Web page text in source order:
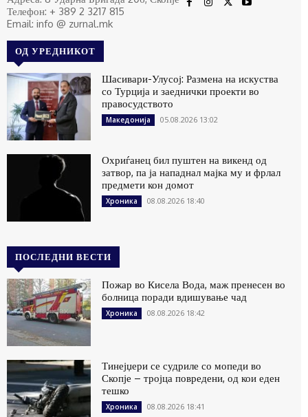
Телефон: + 389 2 3217 815
Email: info @ zurnal.mk
ОД УРЕДНИКОТ
Шасивари-Улусој: Размена на искуства
со Турција и заеднички проекти во
правосудството
Македонија 05.08.2026 13:02
Охриѓанец бил пуштен на викенд од
затвор, па ја нападнал мајка му и фрлал
предмети кон домот
Хроника 08.08.2026 18:40
ПОСЛЕДНИ ВЕСТИ
Пожар во Кисела Вода, маж пренесен во
болница поради вдишување чад
Хроника 08.08.2026 18:42
Тинејџери се судриле со мопеди во
Скопје – тројца повредени, од кои еден
тешко
Хроника 08.08.2026 18:41